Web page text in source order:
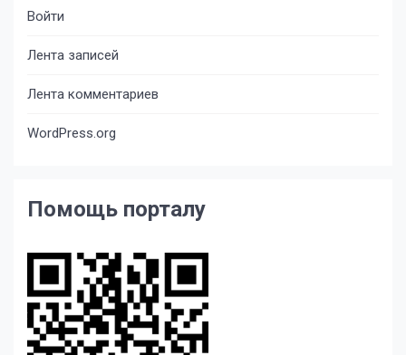
Войти
Лента записей
Лента комментариев
WordPress.org
Помощь порталу